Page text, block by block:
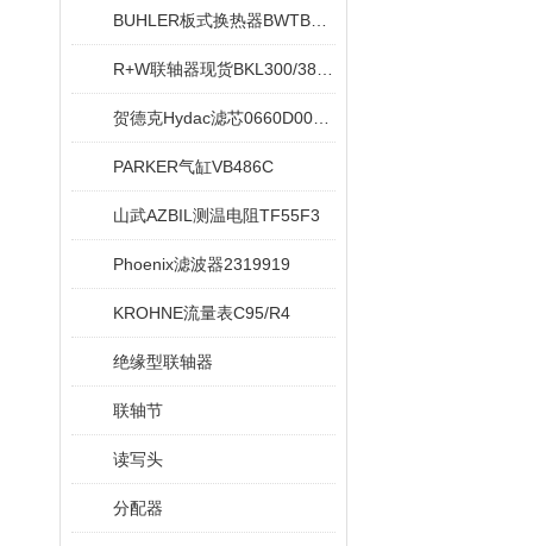
PARKER气缸VB486C
山武AZBIL测温电阻TF55F3
Phoenix滤波器2319919
KROHNE流量表C95/R4
绝缘型联轴器
联轴节
读写头
分配器